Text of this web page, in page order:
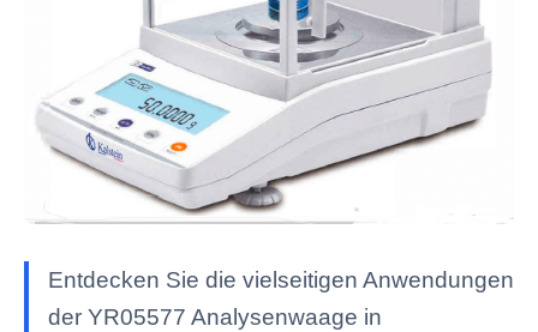
Entdecken Sie die vielseitigen Anwendungen
der YR05577 Analysenwaage in